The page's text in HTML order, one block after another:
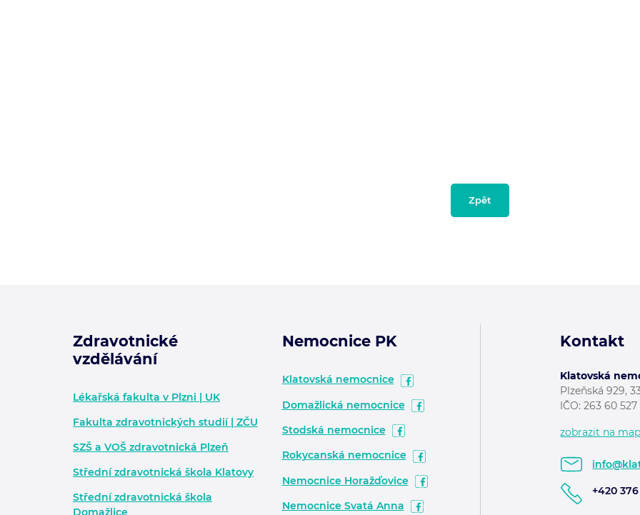
Zpět
Zápatí - další informace
Zdravotnické
vzdělávání
Lékařská fakulta v Plzni | UK
Fakulta zdravotnických studií | ZČU
SZŠ a VOŠ zdravotnická Plzeň
Střední zdravotnická škola Klatovy
Střední zdravotnická škola
Domažlice
Nemocnice PK
Klatovská nemocnice
Domažlická nemocnice
Stodská nemocnice
Rokycanská nemocnice
Nemocnice Horažďovice
Nemocnice Svatá Anna
Kontakt
Klatovská
Plzeňská 929,
IČO: 263 60
zobrazit na
+420 376